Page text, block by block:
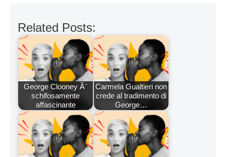
Related Posts:
George Clooney Ã¨
schifosamente
affascinante
Carmela Gualtieri non
crede al tradimento di
George…